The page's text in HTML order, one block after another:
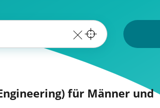
für Männer und